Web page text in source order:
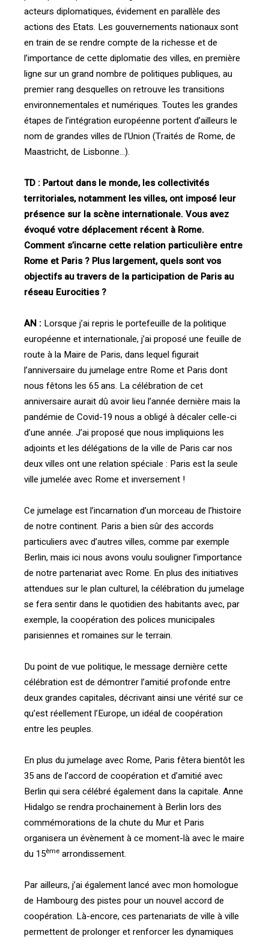
acteurs diplomatiques, évidement en parallèle des
actions des Etats. Les gouvernements nationaux sont
en train de se rendre compte de la richesse et de
l’importance de cette diplomatie des villes, en première
ligne sur un grand nombre de politiques publiques, au
premier rang desquelles on retrouve les transitions
environnementales et numériques. Toutes les grandes
étapes de l’intégration européenne portent d’ailleurs le
nom de grandes villes de l’Union (Traités de Rome, de
Maastricht, de Lisbonne…).
TD : Partout dans le monde, les collectivités
territoriales, notamment les villes, ont imposé leur
présence sur la scène internationale. Vous avez
évoqué votre déplacement récent à Rome.
Comment s’incarne cette relation particulière entre
Rome et Paris ? Plus largement, quels sont vos
objectifs au travers de la participation de Paris au
réseau Eurocities ?
AN : Lorsque j’ai repris le portefeuille de la politique
européenne et internationale, j’ai proposé une feuille de
route à la Maire de Paris, dans lequel figurait
l’anniversaire du jumelage entre Rome et Paris dont
nous fêtons les 65 ans. La célébration de cet
anniversaire aurait dû avoir lieu l’année dernière mais la
pandémie de Covid-19 nous a obligé à décaler celle-ci
d’une année. J’ai proposé que nous impliquions les
adjoints et les délégations de la ville de Paris car nos
deux villes ont une relation spéciale : Paris est la seule
ville jumelée avec Rome et inversement !
Ce jumelage est l’incarnation d’un morceau de l’histoire
de notre continent. Paris a bien sûr des accords
particuliers avec d’autres villes, comme par exemple
Berlin, mais ici nous avons voulu souligner l’importance
de notre partenariat avec Rome. En plus des initiatives
attendues sur le plan culturel, la célébration du jumelage
se fera sentir dans le quotidien des habitants avec, par
exemple, la coopération des polices municipales
parisiennes et romaines sur le terrain.
Du point de vue politique, le message dernière cette
célébration est de démontrer l’amitié profonde entre
deux grandes capitales, décrivant ainsi une vérité sur ce
qu’est réellement l’Europe, un idéal de coopération
entre les peuples.
En plus du jumelage avec Rome, Paris fêtera bientôt les
35 ans de l’accord de coopération et d’amitié avec
Berlin qui sera célébré également dans la capitale. Anne
Hidalgo se rendra prochainement à Berlin lors des
commémorations de la chute du Mur et Paris
organisera un évènement à ce moment-là avec le maire
du 15ème arrondissement.
Par ailleurs, j’ai également lancé avec mon homologue
de Hambourg des pistes pour un nouvel accord de
coopération. Là-encore, ces partenariats de ville à ville
permettent de prolonger et renforcer les dynamiques